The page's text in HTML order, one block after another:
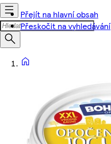
Přejít na hlavní obsah
Přeskočit na vyhledávání